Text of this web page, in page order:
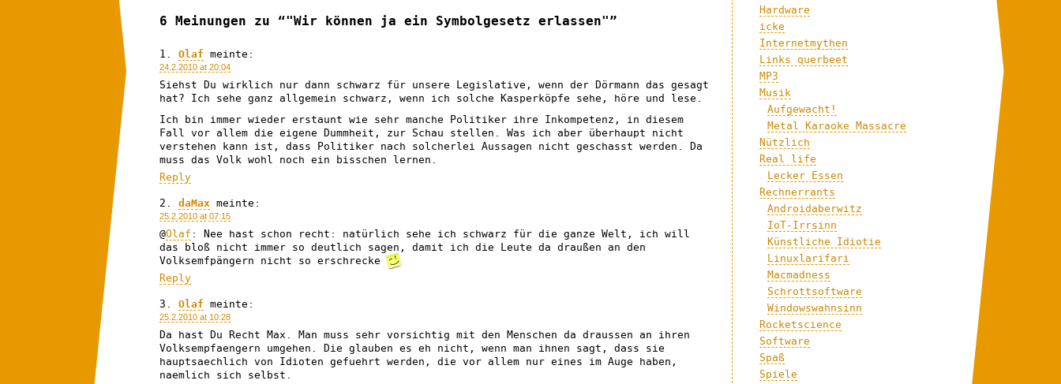
6 Meinungen zu “"Wir können ja ein Symbolgesetz erlassen"”
Olaf meinte:
24.2.2010 at 20:04
Siehst Du wirklich nur dann schwarz für unsere Legislative, wenn der Dörmann das gesagt
hat? Ich sehe ganz allgemein schwarz, wenn ich solche Kasperköpfe sehe, höre und lese.
Ich bin immer wieder erstaunt wie sehr manche Politiker ihre Inkompetenz, in diesem
Fall vor allem die eigene Dummheit, zur Schau stellen. Was ich aber überhaupt nicht
verstehen kann ist, dass Politiker nach solcherlei Aussagen nicht geschasst werden. Da
muss das Volk wohl noch ein bisschen lernen.
Reply
daMax meinte:
25.2.2010 at 07:15
@Olaf : Nee hast schon recht: natürlich sehe ich schwarz für die ganze Welt, ich will
das bloß nicht immer so deutlich sagen, damit ich die Leute da draußen an den
Volksemfpängern nicht so erschrecke
Reply
Olaf meinte:
25.2.2010 at 10:28
Da hast Du Recht Max. Man muss sehr vorsichtig mit den Menschen da draussen an ihren
Volksempfaengern umgehen. Die glauben es eh nicht, wenn man ihnen sagt, dass sie
hauptsaechlich von Idioten gefuehrt werden, die vor allem nur eines im Auge haben,
naemlich sich selbst.
Hardware
icke
Internetmythen
Links querbeet
MP3
Musik
Aufgewacht!
Metal Karaoke Massacre
Nützlich
Real life
Lecker Essen
Rechnerrants
Androidaberwitz
IoT-Irrsinn
Künstliche Idiotie
Linuxlarifari
Macmadness
Schrottsoftware
Windowswahnsinn
Rocketscience
Software
Spaß
Spiele